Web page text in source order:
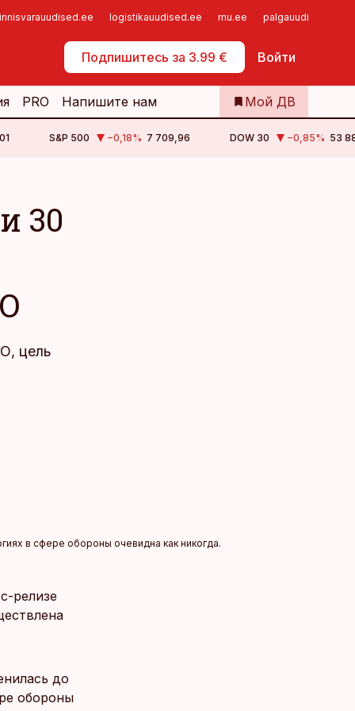
logistikauudised.ee mu.ee palgauudised.ee
Подпишитесь за 3.99 € Войти
Самообслуживание
PRO Напишите нам Мой ДВ
S&P 500 −0,18% 7 709,96 DOW 30 −0,85% 53
30
цель
в сфере обороны очевидна как никогда.
релизе
до
обороны